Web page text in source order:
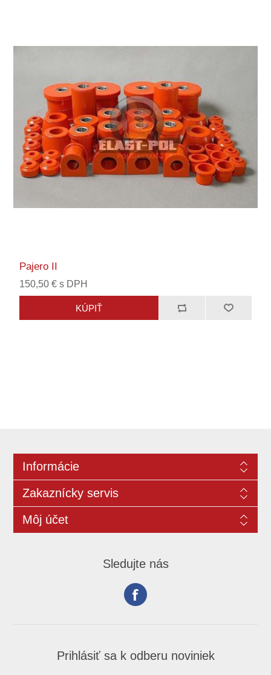
Pajero II
150,50 € s DPH
Informácie
Zakaznícky servis
Môj účet
Sledujte nás
Prihlásiť sa k odberu noviniek